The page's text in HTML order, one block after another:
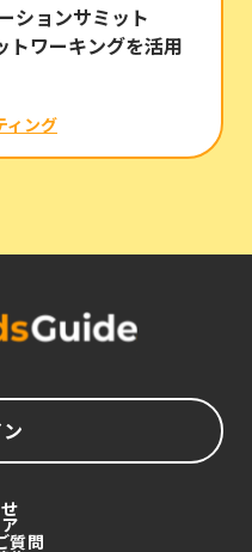
ションサミット
トワーキングを活用
ィング
質問